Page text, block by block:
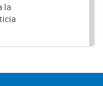
la